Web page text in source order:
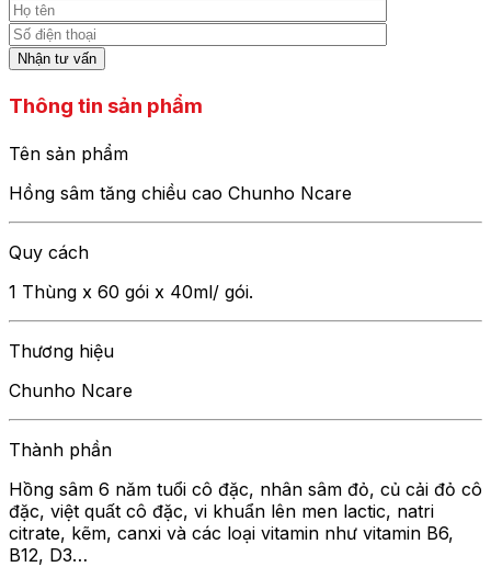
Thông tin sản phẩm
Tên sản phẩm
Hồng sâm tăng chiều cao Chunho Ncare
Quy cách
1 Thùng x 60 gói x 40ml/ gói.
Thương hiệu
Chunho Ncare
Thành phần
Hồng sâm 6 năm tuổi cô đặc, nhân sâm đỏ, củ cải đỏ cô
đặc, việt quất cô đặc, vi khuẩn lên men lactic, natri
citrate, kẽm, canxi và các loại vitamin như vitamin B6,
B12, D3…